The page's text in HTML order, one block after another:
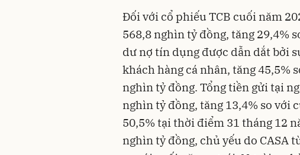
Đối với cổ phiếu TCB cuối năm
568,8 nghìn tỷ đồng, tăng 29,4%
dư nợ tín dụng được dẫn dắt bởi
khách hàng cá nhân, tăng 45,5%
nghìn tỷ đồng. Tổng tiền gửi tại
nghìn tỷ đồng, tăng 13,4% so với
50,5% tại thời điểm 31 tháng 12
nghìn tỷ đồng, chủ yếu do CASA